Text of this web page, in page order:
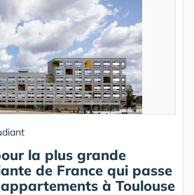
la plus grande
de France qui passe
à Toulouse